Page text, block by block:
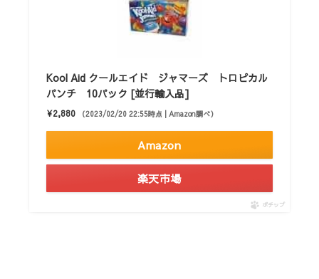
Kool Aid クールエイド ジャマーズ トロピカル
パンチ 10パック [並行輸入品]
¥2,880 （2023/02/20 22:55時点 | Amazon調べ）
Amazon
楽天市場
ポチップ